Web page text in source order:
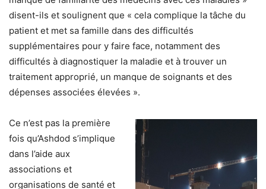
disent-ils et soulignent que « cela complique la tâche du
patient et met sa famille dans des difficultés
supplémentaires pour y faire face, notamment des
difficultés à diagnostiquer la maladie et à trouver un
traitement approprié, un manque de soignants et des
dépenses associées élevées ».
Ce n’est pas la première
fois qu’Ashdod s’implique
dans l’aide aux
associations et
organisations de santé et